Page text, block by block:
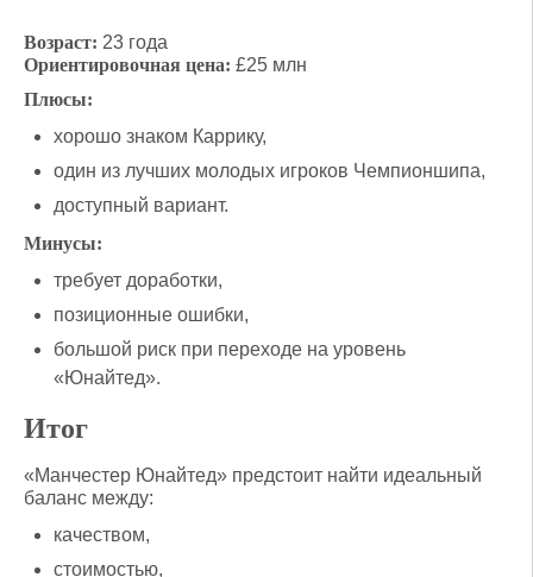
Возраст: 23 года
Ориентировочная цена: £25 млн
Плюсы:
хорошо знаком Каррику,
один из лучших молодых игроков Чемпионшипа,
доступный вариант.
Минусы:
требует доработки,
позиционные ошибки,
большой риск при переходе на уровень
«Юнайтед».
Итог
«Манчестер Юнайтед» предстоит найти идеальный
баланс между:
качеством,
стоимостью,